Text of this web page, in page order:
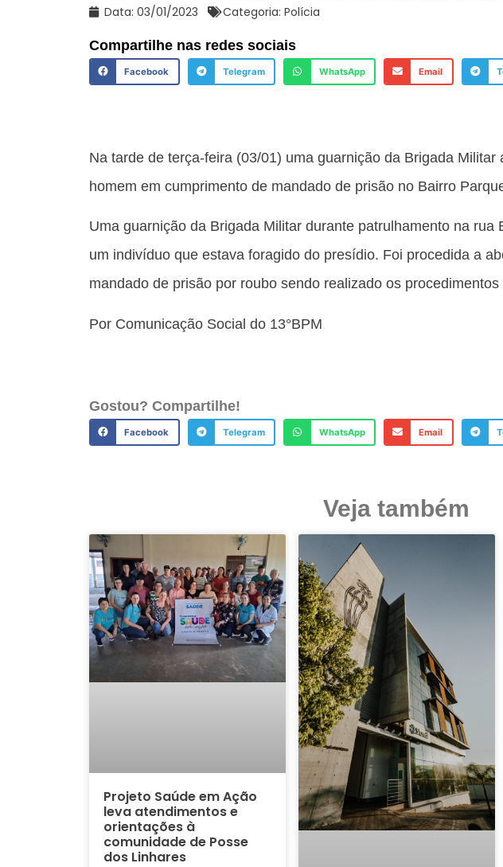
Data: 03/01/2023 Categoria: Polícia
Compartilhe nas redes sociais
Facebook Telegram WhatsApp Email
Na tarde de terça-feira (03/01) uma guarnição da Brigada Militar
homem em cumprimento de mandado de prisão no Bairro
Uma guarnição da Brigada Militar durante patrulhamento na rua
um indivíduo que estava foragido do presídio. Foi procedida a
mandado de prisão por roubo sendo realizado os
Por Comunicação Social do 13°BPM
Gostou? Compartilhe!
Facebook Telegram WhatsApp Email
Veja também
Projeto Saúde em Ação
leva atendimentos e
orientações à
comunidade de Posse
dos Linhares